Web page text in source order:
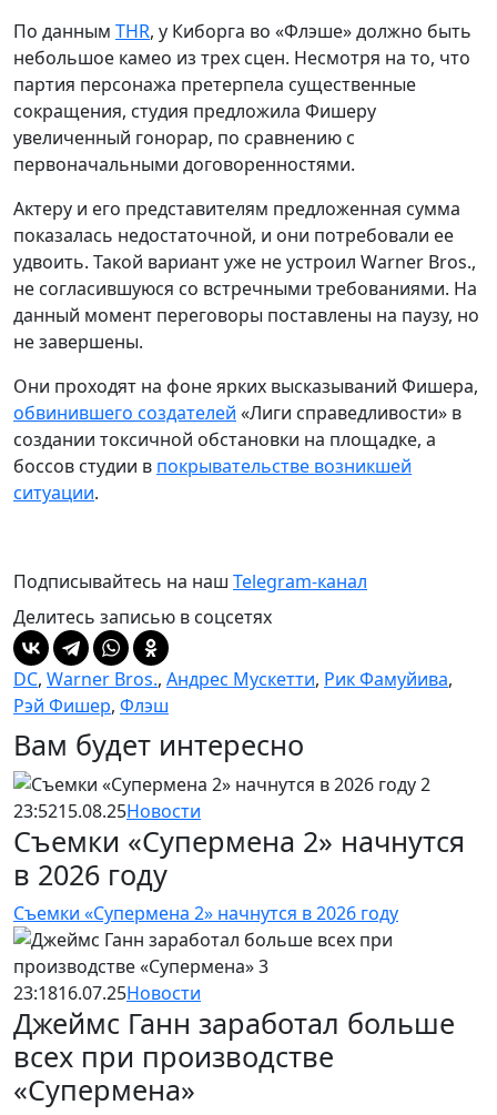
По данным THR, у Киборга во «Флэше» должно быть
небольшое камео из трех сцен. Несмотря на то, что
партия персонажа претерпела существенные
сокращения, студия предложила Фишеру
увеличенный гонорар, по сравнению с
первоначальными договоренностями.
Актеру и его представителям предложенная сумма
показалась недостаточной, и они потребовали ее
удвоить. Такой вариант уже не устроил Warner Bros.,
не согласившуюся со встречными требованиями. На
данный момент переговоры поставлены на паузу, но
не завершены.
Они проходят на фоне ярких высказываний Фишера,
обвинившего создателей «Лиги справедливости» в
создании токсичной обстановки на площадке, а
боссов студии в покрывательстве возникшей
ситуации.
Подписывайтесь на наш Telegram-канал
Делитесь записью в соцсетях
DC, Warner Bros., Андрес Мускетти, Рик Фамуйива,
Рэй Фишер, Флэш
Вам будет интересно
23:5215.08.25Новости
Съемки «Супермена 2» начнутся
в 2026 году
Съемки «Супермена 2» начнутся в 2026 году
23:1816.07.25Новости
Джеймс Ганн заработал больше
всех при производстве
«Супермена»